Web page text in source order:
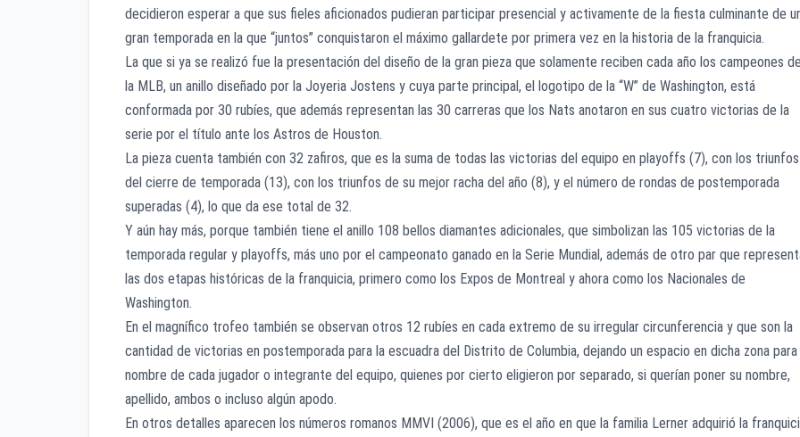
decidieron esperar a que sus fieles aficionados pudieran participar presencial y activamente de la fiesta culminante de
gran temporada en la que “juntos” conquistaron el máximo gallardete por primera vez en la historia de la franquicia.
La que si ya se realizó fue la presentación del diseño de la gran pieza que solamente reciben cada año los campeones
la MLB, un anillo diseñado por la Joyeria Jostens y cuya parte principal, el logotipo de la “W” de Washington, está
conformada por 30 rubíes, que además representan las 30 carreras que los Nats anotaron en sus cuatro victorias de la
serie por el título ante los Astros de Houston.
La pieza cuenta también con 32 zafiros, que es la suma de todas las victorias del equipo en playoffs (7), con los triunfos
del cierre de temporada (13), con los triunfos de su mejor racha del año (8), y el número de rondas de postemporada
superadas (4), lo que da ese total de 32.
Y aún hay más, porque también tiene el anillo 108 bellos diamantes adicionales, que simbolizan las 105 victorias de la
temporada regular y playoffs, más uno por el campeonato ganado en la Serie Mundial, además de otro par que
las dos etapas históricas de la franquicia, primero como los Expos de Montreal y ahora como los Nacionales de
Washington.
En el magnífico trofeo también se observan otros 12 rubíes en cada extremo de su irregular circunferencia y que son la
cantidad de victorias en postemporada para la escuadra del Distrito de Columbia, dejando un espacio en dicha zona
nombre de cada jugador o integrante del equipo, quienes por cierto eligieron por separado, si querían poner su nombre,
apellido, ambos o incluso algún apodo.
En otros detalles aparecen los números romanos MMVI (2006), que es el año en que la familia Lerner adquirió la